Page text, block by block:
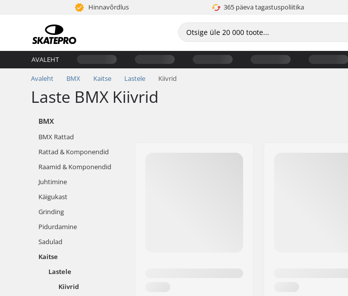
Hinnavõrdlus 365 päeva tagastuspoliitika
AVALEHT
Avaleht BMX Kaitse Lastele Kiivrid
Laste BMX Kiivrid
BMX
BMX Rattad
Rattad & Komponendid
Raamid & Komponendid
Juhtimine
Käigukast
Grinding
Pidurdamine
Sadulad
Kaitse
Lastele
Kiivrid